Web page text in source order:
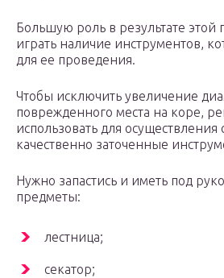
Большую роль в результате этой
играть наличие инструментов,
для ее проведения.
Чтобы исключить увеличение
поврежденного места на коре,
использовать для осуществления
качественно заточенные
Нужно запастись и иметь под
предметы:
лестница;
секатор;